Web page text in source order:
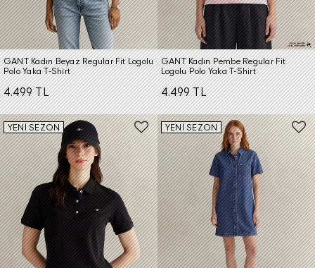
GANT Kadın Beyaz Regular Fit Logolu
Polo Yaka T-Shirt
4.499 TL
GANT Kadın Pembe Regular Fit
Logolu Polo Yaka T-Shirt
4.499 TL
YENİ SEZON YENİ SEZON